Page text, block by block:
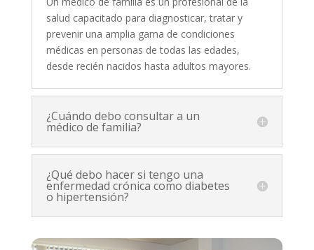
salud capacitado para diagnosticar, tratar y
prevenir una amplia gama de condiciones
médicas en personas de todas las edades,
desde recién nacidos hasta adultos mayores.
¿Cuándo debo consultar a un
médico de familia?
¿Qué debo hacer si tengo una
enfermedad crónica como diabetes
o hipertensión?